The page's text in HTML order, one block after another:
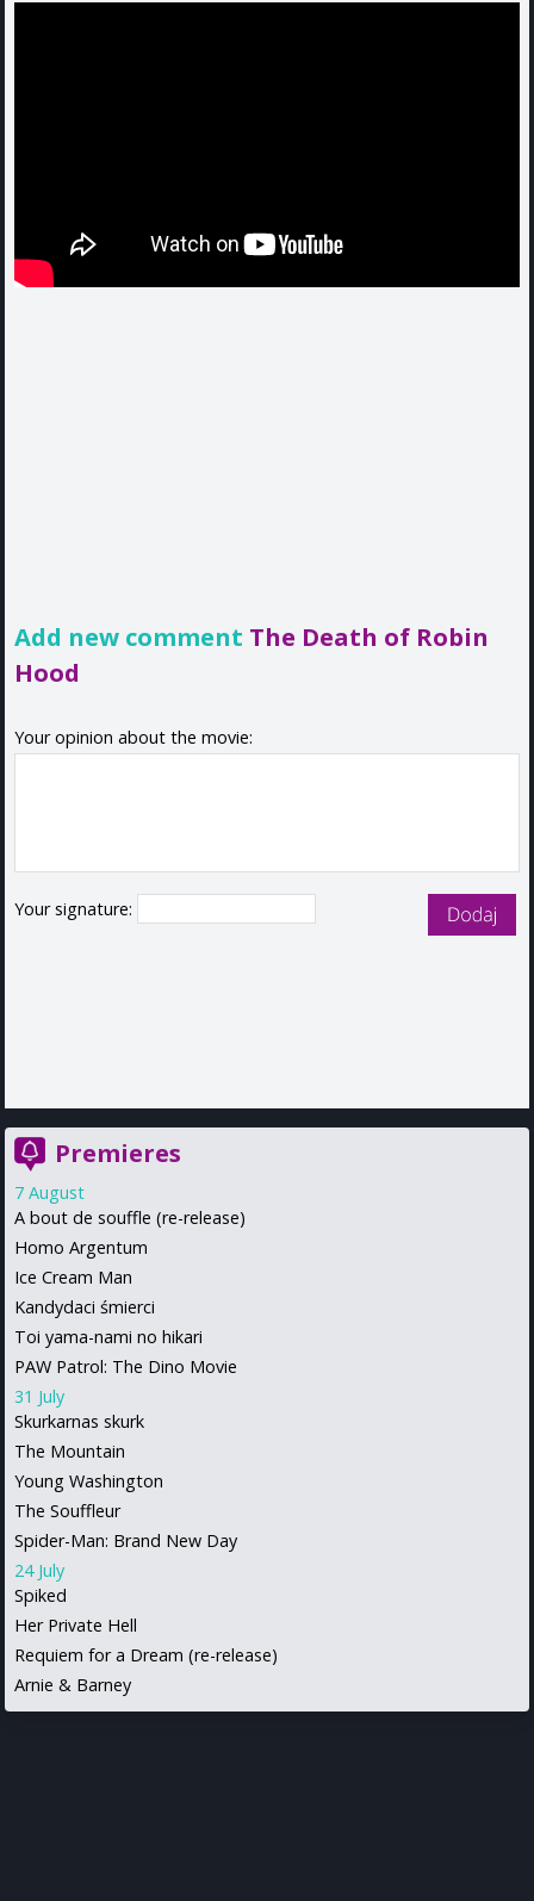
Add new comment The Death of Robin
Hood
Your opinion about the movie:
Your signature:
Premieres
7 August
A bout de souffle (re-release)
Homo Argentum
Ice Cream Man
Kandydaci śmierci
Toi yama-nami no hikari
PAW Patrol: The Dino Movie
31 July
Skurkarnas skurk
The Mountain
Young Washington
The Souffleur
Spider-Man: Brand New Day
24 July
Spiked
Her Private Hell
Requiem for a Dream (re-release)
Arnie & Barney